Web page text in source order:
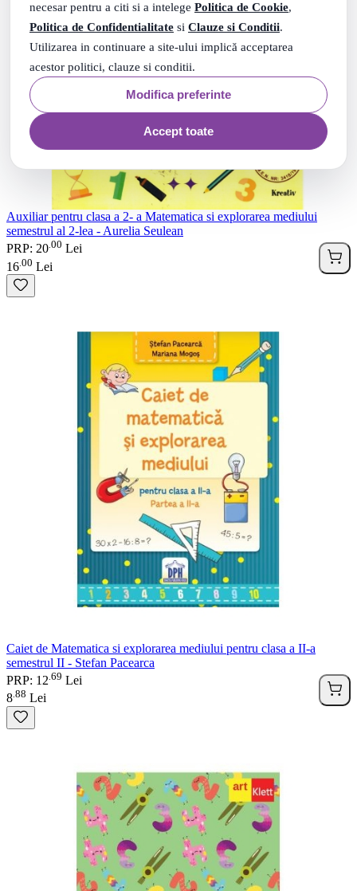
necesar pentru a citi si a intelege Politica de Cookie,
Politica de Confidentialitate si Clauze si Conditii.
Utilizarea in continuare a site-ului implică acceptarea
acestor politici, clauze si conditii.
Modifica preferinte
Accept toate
Auxiliar pentru clasa a 2- a Matematica si explorarea mediului
semestrul al 2-lea - Aurelia Seulean
PRP: 20 00 Lei
16 00 Lei
Caiet de Matematica si explorarea mediului pentru clasa a II-a
semestrul II - Stefan Pacearca
PRP: 12 69 Lei
8 88 Lei